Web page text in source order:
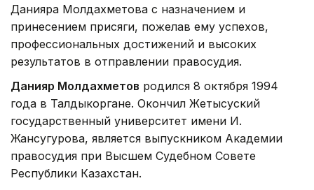
Данияра Молдахметова с назначением и
принесением присяги, пожелав ему успехов,
профессиональных достижений и высоких
результатов в отправлении правосудия.
Данияр Молдахметов родился 8 октября 1994
года в Талдыкоргане. Окончил Жетысуский
государственный университет имени И.
Жансугурова, является выпускником Академии
правосудия при Высшем Судебном Совете
Республики Казахстан.